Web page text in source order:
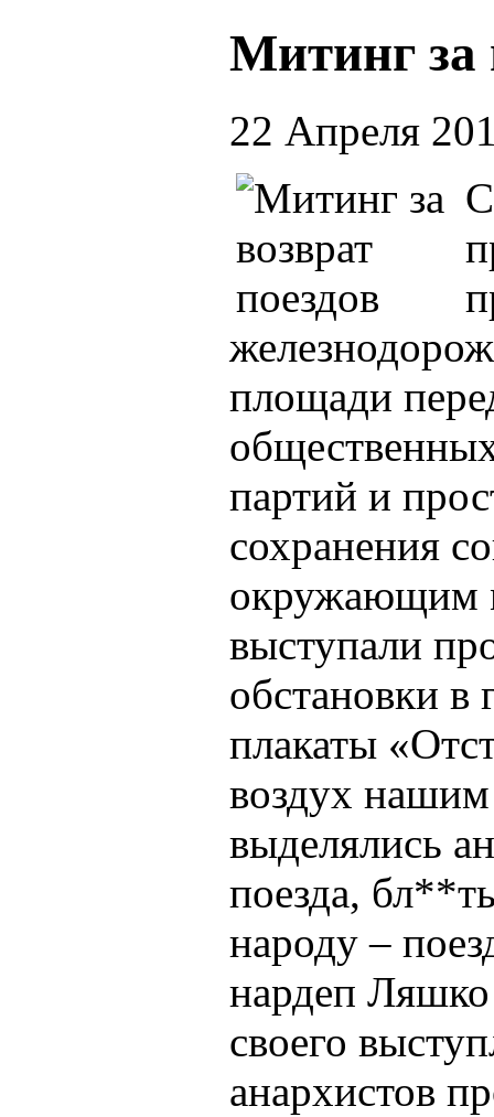
Митинг за
22 Апреля
площади
партий и
сохранения
окружающим
выступали
обстановки
плакаты
воздух
выделялись
поезда,
народу –
нардеп
своего
анархистов